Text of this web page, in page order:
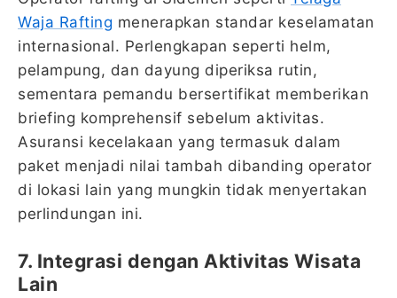
Waja Rafting menerapkan standar keselamatan
internasional. Perlengkapan seperti helm,
pelampung, dan dayung diperiksa rutin,
sementara pemandu bersertifikat memberikan
briefing komprehensif sebelum aktivitas.
Asuransi kecelakaan yang termasuk dalam
paket menjadi nilai tambah dibanding operator
di lokasi lain yang mungkin tidak menyertakan
perlindungan ini.
7. Integrasi dengan Aktivitas Wisata
Lain